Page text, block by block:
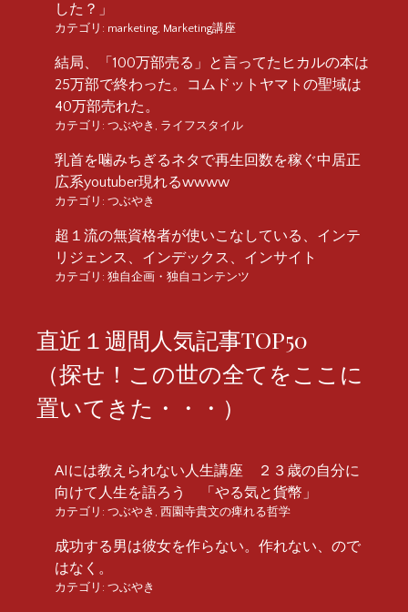
した？」
カテゴリ: marketing, Marketing講座
結局、「100万部売る」と言ってたヒカルの本は
25万部で終わった。コムドットヤマトの聖域は
40万部売れた。
カテゴリ: つぶやき , ライフスタイル
乳首を噛みちぎるネタで再生回数を稼ぐ中居正
広系youtuber現れるwwww
カテゴリ: つぶやき
超１流の無資格者が使いこなしている、インテ
リジェンス、インデックス、インサイト
カテゴリ: 独自企画・独自コンテンツ
直近１週間人気記事TOP50
（探せ！この世の全てをここに
置いてきた・・・）
AIには教えられない人生講座 ２３歳の自分に
向けて人生を語ろう 「やる気と貨幣」
カテゴリ: つぶやき , 西園寺貴文の痺れる哲学
成功する男は彼女を作らない。作れない、ので
はなく。
カテゴリ: つぶやき